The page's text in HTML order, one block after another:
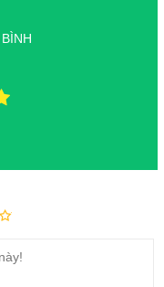
Tuyệt vời!
tốt